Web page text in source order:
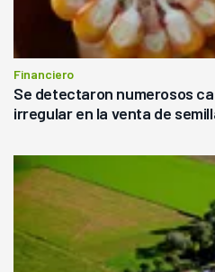
Financiero
Se detectaron numerosos
irregular en la venta de